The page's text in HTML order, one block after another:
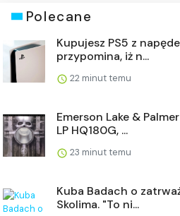
Polecane
Kupujesz PS5 z
przypomina, iż n...
22 minut temu
Emerson Lake &
LP HQ180G, ...
23 minut temu
Kuba Badach o
Skolima. "To ni...